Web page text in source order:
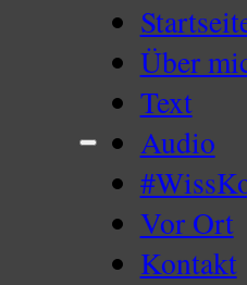
Über
Text
Audio
Vor Ort
Kontakt